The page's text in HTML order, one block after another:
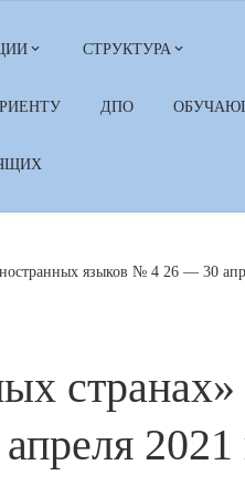
СТРУКТУРА
ДПО
языков № 4 26 — 30
странах»
2021